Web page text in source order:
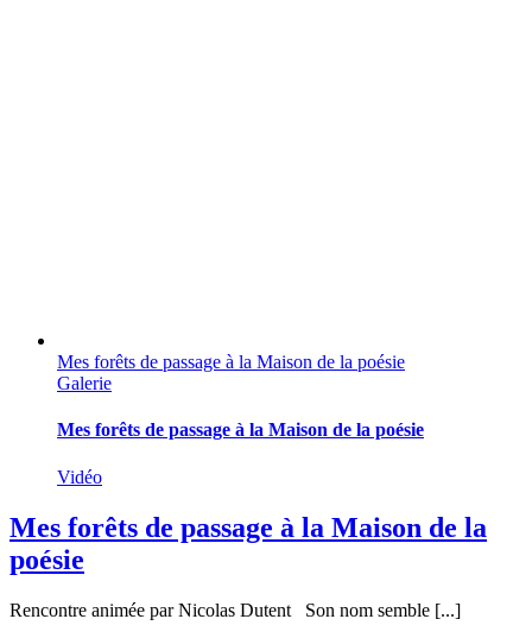
Mes forêts de passage à la Maison de la poésie
Galerie
Mes forêts de passage à la Maison de la poésie
Vidéo
Mes forêts de passage à la Maison de la
poésie
Rencontre animée par Nicolas Dutent Son nom semble [...]